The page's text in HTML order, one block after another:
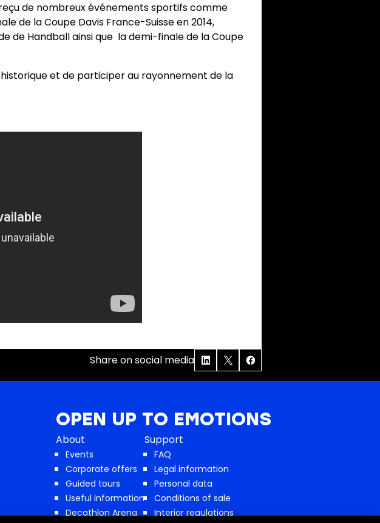
de nombreux événements sportifs comme
de la Coupe Davis France-Suisse en 2014,
de Handball ainsi que la demi-finale de la Coupe
et de participer au rayonnement de la
Share on social media
OPEN UP TO EMOTIONS
About
Events
Corporate offers
Guided tours
Useful information
Decathlon Arena
Support
FAQ
Legal information
Personal data
Conditions of sale
Interior regulations